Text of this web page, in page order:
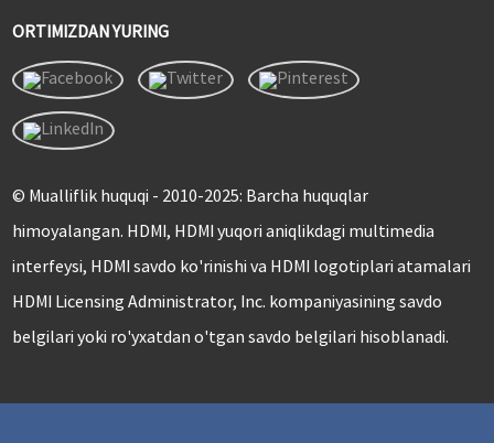
ORTIMIZDAN YURING
© Mualliflik huquqi - 2010-2025: Barcha huquqlar
himoyalangan. HDMI, HDMI yuqori aniqlikdagi multimedia
interfeysi, HDMI savdo ko'rinishi va HDMI logotiplari atamalari
HDMI Licensing Administrator, Inc. kompaniyasining savdo
belgilari yoki ro'yxatdan o'tgan savdo belgilari hisoblanadi.